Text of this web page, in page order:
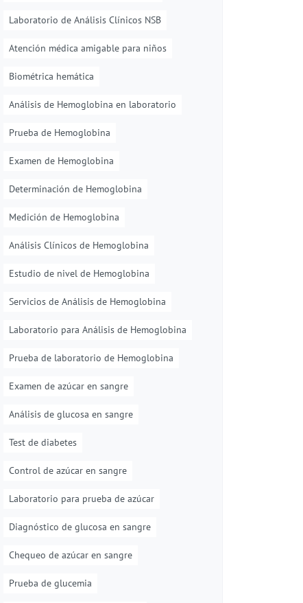
Laboratorio de Análisis Clínicos NSB
Atención médica amigable para niños
Biométrica hemática
Análisis de Hemoglobina en laboratorio
Prueba de Hemoglobina
Examen de Hemoglobina
Determinación de Hemoglobina
Medición de Hemoglobina
Análisis Clínicos de Hemoglobina
Estudio de nivel de Hemoglobina
Servicios de Análisis de Hemoglobina
Laboratorio para Análisis de Hemoglobina
Prueba de laboratorio de Hemoglobina
Examen de azúcar en sangre
Análisis de glucosa en sangre
Test de diabetes
Control de azúcar en sangre
Laboratorio para prueba de azúcar
Diagnóstico de glucosa en sangre
Chequeo de azúcar en sangre
Prueba de glucemia